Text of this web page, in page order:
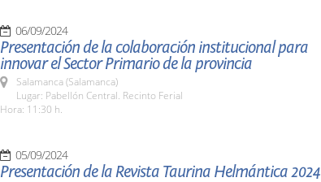
06/09/2024
Presentación de la colaboración institucional para
innovar el Sector Primario de la provincia
Salamanca (Salamanca)
Lugar: Pabellón Central. Recinto Ferial
Hora: 11:30 h.
05/09/2024
Presentación de la Revista Taurina Helmántica 2024